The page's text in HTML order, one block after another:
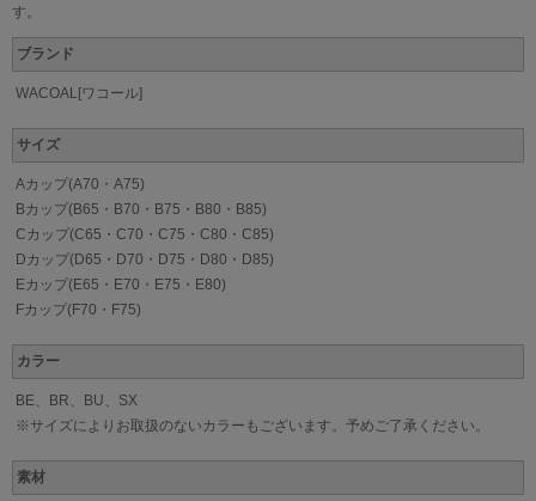
す。
ブランド
WACOAL[ワコール]
サイズ
Aカップ(A70・A75)
Bカップ(B65・B70・B75・B80・B85)
Cカップ(C65・C70・C75・C80・C85)
Dカップ(D65・D70・D75・D80・D85)
Eカップ(E65・E70・E75・E80)
Fカップ(F70・F75)
カラー
BE、BR、BU、SX
※サイズによりお取扱のないカラーもございます。予めご了承ください。
素材